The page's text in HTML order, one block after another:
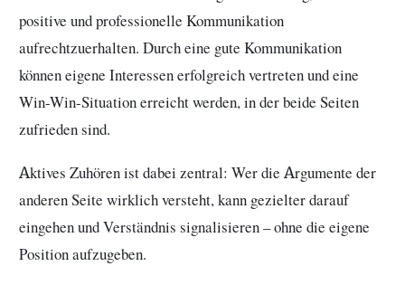
positive und professionelle Kommunikation
aufrechtzuerhalten. Durch eine gute Kommunikation
können eigene Interessen erfolgreich vertreten und eine
Win-Win-Situation erreicht werden, in der beide Seiten
zufrieden sind.
Aktives Zuhören ist dabei zentral: Wer die Argumente der
anderen Seite wirklich versteht, kann gezielter darauf
eingehen und Verständnis signalisieren – ohne die eigene
Position aufzugeben.